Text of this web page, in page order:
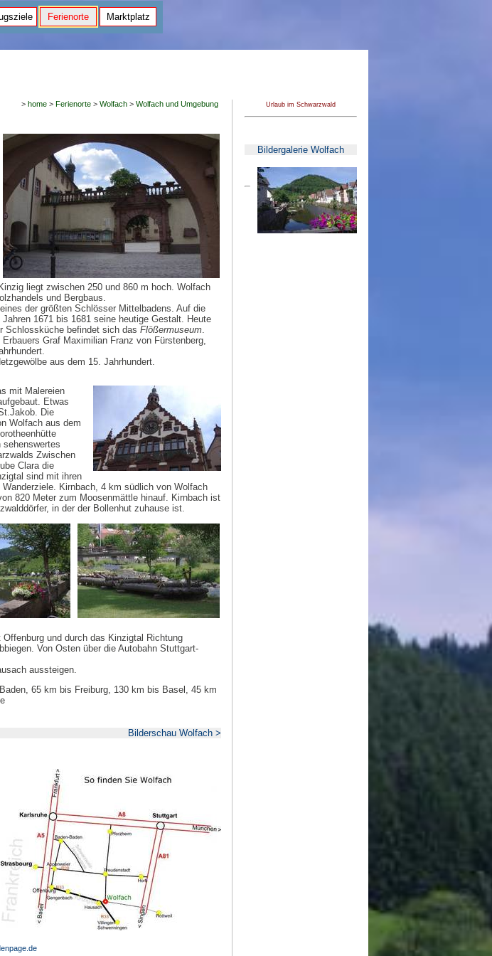
Ferienorte Marktplatz
> home> Ferienorte> Wolfach> Wolfach und Umgebung
liegt zwischen 250 und 860 m hoch. Wolfach
und Bergbaus.
der größten Schlösser Mittelbadens. Auf die
1671 bis 1681 seine heutige Gestalt. Heute
Schlossküche befindet sich das Flößermuseum
Graf Maximilian Franz von Fürstenberg,
aus dem 15. Jahrhundert.
mit Malereien
Etwas
Die
Wolfach aus dem
Zwischen
Clara die
sind mit ihren
Kirnbach, 4 km südlich von Wolfach
820 Meter zum Moosenmättle hinauf. Kirnbach ist
in der der Bollenhut zuhause ist.
und durch das Kinzigtal Richtung
Von Osten über die Autobahn Stuttgart-
aussteigen.
65 km bis Freiburg, 130 km bis Basel, 45 km
Bilderschau Wolfach >
Urlaub im Schwarzwald
Bildergalerie Wolfach